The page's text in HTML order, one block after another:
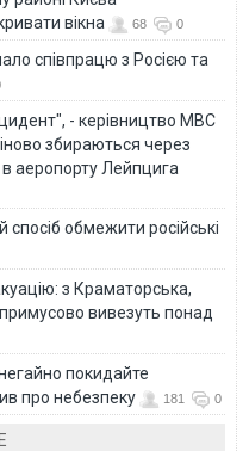
вікна
68 0
співпрацю з Росією та
- керівництво МВС
збираються через
в аеропорту Лейпцига
обмежити російські
з Краматорська,
вивезуть понад
покидайте
про небезпеку
181 0